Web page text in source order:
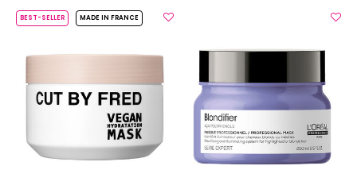
BEST-SELLER MADE IN FRANCE